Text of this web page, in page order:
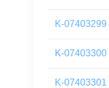
K-07403299
K-07403300
K-07403301